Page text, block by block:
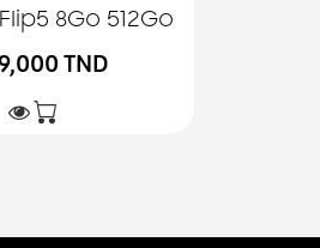
8Go 512Go
TND